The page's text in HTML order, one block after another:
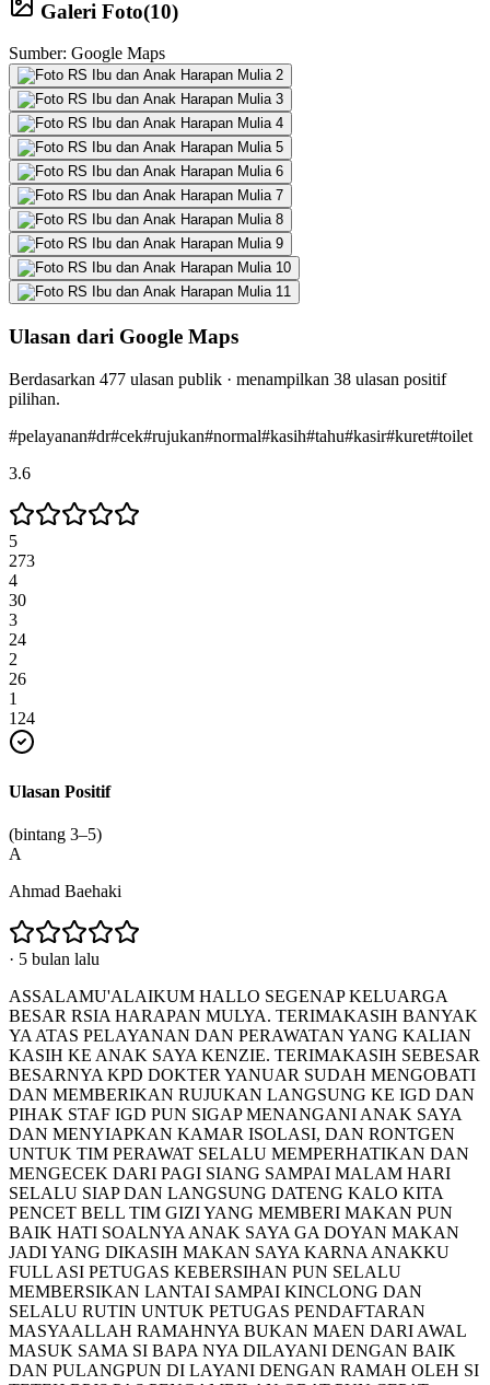
Galeri Foto(10)
Sumber: Google Maps
Ulasan dari Google Maps
Berdasarkan 477 ulasan publik · menampilkan 38 ulasan positif
pilihan.
#pelayanan#dr#cek#rujukan#normal#kasih#tahu#kasir#kuret#toilet
3.6
5
273
4
30
3
24
2
26
1
124
Ulasan Positif
(bintang 3–5)
A
Ahmad Baehaki
· 5 bulan lalu
ASSALAMU'ALAIKUM HALLO SEGENAP KELUARGA
BESAR RSIA HARAPAN MULYA. TERIMAKASIH BANYAK
YA ATAS PELAYANAN DAN PERAWATAN YANG KALIAN
KASIH KE ANAK SAYA KENZIE. TERIMAKASIH SEBESAR
BESARNYA KPD DOKTER YANUAR SUDAH MENGOBATI
DAN MEMBERIKAN RUJUKAN LANGSUNG KE IGD DAN
PIHAK STAF IGD PUN SIGAP MENANGANI ANAK SAYA
DAN MENYIAPKAN KAMAR ISOLASI, DAN RONTGEN
UNTUK TIM PERAWAT SELALU MEMPERHATIKAN DAN
MENGECEK DARI PAGI SIANG SAMPAI MALAM HARI
SELALU SIAP DAN LANGSUNG DATENG KALO KITA
PENCET BELL TIM GIZI YANG MEMBERI MAKAN PUN
BAIK HATI SOALNYA ANAK SAYA GA DOYAN MAKAN
JADI YANG DIKASIH MAKAN SAYA KARNA ANAKKU
FULL ASI PETUGAS KEBERSIHAN PUN SELALU
MEMBERSIKAN LANTAI SAMPAI KINCLONG DAN
SELALU RUTIN UNTUK PETUGAS PENDAFTARAN
MASYAALLAH RAMAHNYA BUKAN MAEN DARI AWAL
MASUK SAMA SI BAPA NYA DILAYANI DENGAN BAIK
DAN PULANGPUN DI LAYANI DENGAN RAMAH OLEH SI